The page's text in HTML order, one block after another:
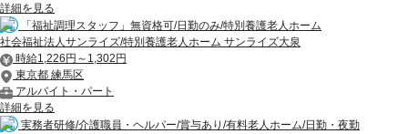
詳細を見る
「福祉調理スタッフ」無資格可/日勤のみ/特別養護老人ホーム
社会福祉法人サンライズ/特別養護老人ホーム サンライズ大泉
時給1,226円～1,302円
東京都 練馬区
アルバイト・パート
詳細を見る
実務者研修/介護職員・ヘルパー/賞与あり/有料老人ホーム/日勤・夜勤